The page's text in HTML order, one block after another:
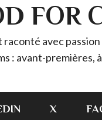
FOR
avec
: avant-
X